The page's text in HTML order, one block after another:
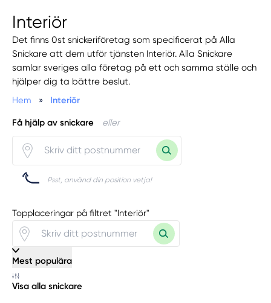
Interiör
Det finns 0st snickeriföretag som specificerat på Alla
Snickare att dem utför tjänsten Interiör. Alla Snickare
samlar sveriges alla företag på ett och samma ställe och
hjälper dig ta bättre beslut.
Hem
» Interiör
Få hjälp av snickare eller
Psst, använd din position vetja!
Topplaceringar på filtret "Interiör"
Mest populära
Visa alla snickare